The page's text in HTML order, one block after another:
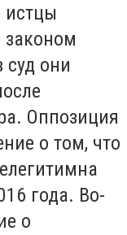
истцы
законом
суд они
Оппозиция
о том, что
года. Во-
о